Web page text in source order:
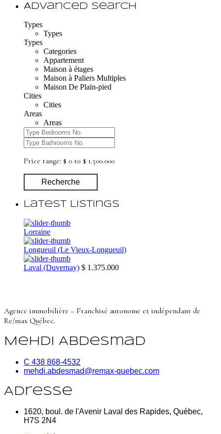
Advanced Search
Types
Types
Types
Categories
Appartement
Maison à étages
Maison à Paliers Multiples
Maison De Plain-pied
Cities
Cities
Areas
Areas
Price range: $ 0 to $ 1.500.000
Recherche
Latest Listings
Lorraine
Longueuil (Le Vieux-Longueuil)
Laval (Duvernay) $ 1.375.000
Agence immobilière – Franchisé autonome et indépendant de
Re/max Québec.
Mehdi Abdesmad
C 438 868-4532
mehdi.abdesmad@remax-quebec.com
Adresse
1620, boul. de l'Avenir Laval des Rapides, Québec,
H7S 2N4